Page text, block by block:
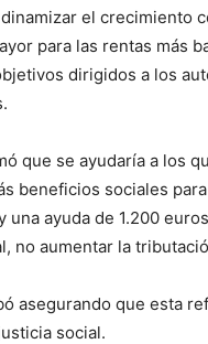
el crecimiento
para las rentas más
dirigidos a los
que se ayudaría a los
beneficios sociales
una ayuda de 1.200
no aumentar la
asegurando que esta
social.